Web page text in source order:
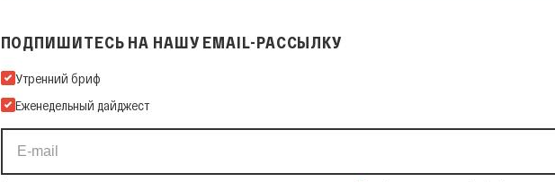
ПОДПИШИТЕСЬ НА НАШУ EMAIL-РАССЫЛКУ
Подпишитесь на нашу Email-рассылку
Утренний бриф
Еженедельный дайджест